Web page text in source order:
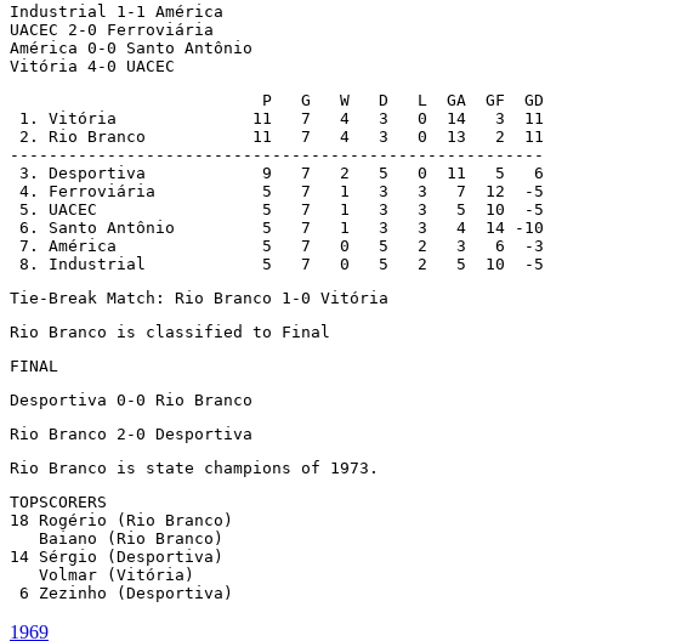
Industrial 1-1 América
UACEC 2-0 Ferroviária
América 0-0 Santo Antônio
Vitória 4-0 UACEC
                          P   G   W   D   L  GA  GF  GD
1. Vitória              11   7   4   3   0  14   3  11
2. Rio Branco           11   7   4   3   0  13   2  11
-------------------------------------------------------
3. Desportiva            9   7   2   5   0  11   5   6
4. Ferroviária           5   7   1   3   3   7  12  -5
5. UACEC                 5   7   1   3   3   5  10  -5
6. Santo Antônio         5   7   1   3   3   4  14 -10
7. América               5   7   0   5   2   3   6  -3
8. Industrial            5   7   0   5   2   5  10  -5
Tie-Break Match: Rio Branco 1-0 Vitória
Rio Branco is classified to Final
FINAL
Desportiva 0-0 Rio Branco
Rio Branco 2-0 Desportiva
Rio Branco is state champions of 1973.
TOPSCORERS
18 Rogério (Rio Branco)
   Baiano (Rio Branco)
14 Sérgio (Desportiva)
   Volmar (Vitória)
6 Zezinho (Desportiva)
1969